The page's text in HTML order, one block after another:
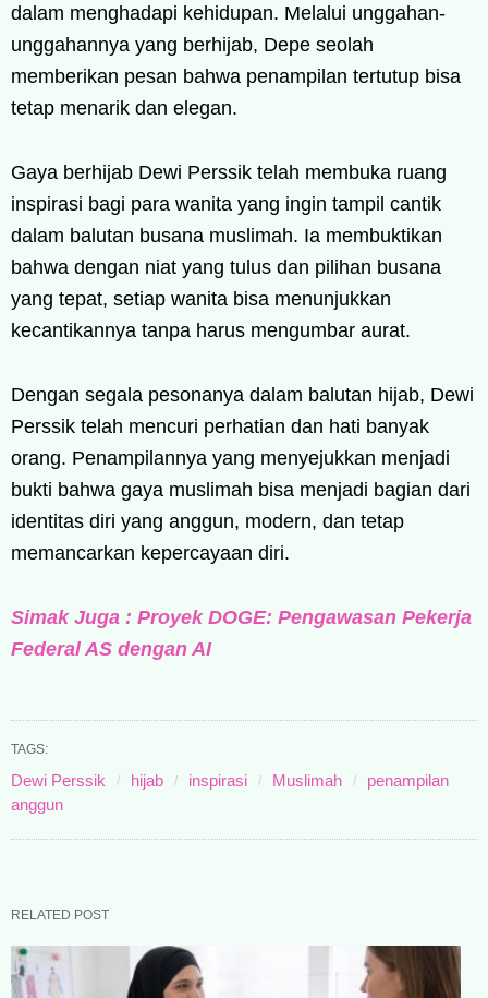
dalam menghadapi kehidupan. Melalui unggahan-
unggahannya yang berhijab, Depe seolah
memberikan pesan bahwa penampilan tertutup bisa
tetap menarik dan elegan.
Gaya berhijab Dewi Perssik telah membuka ruang
inspirasi bagi para wanita yang ingin tampil cantik
dalam balutan busana muslimah. Ia membuktikan
bahwa dengan niat yang tulus dan pilihan busana
yang tepat, setiap wanita bisa menunjukkan
kecantikannya tanpa harus mengumbar aurat.
Dengan segala pesonanya dalam balutan hijab, Dewi
Perssik telah mencuri perhatian dan hati banyak
orang. Penampilannya yang menyejukkan menjadi
bukti bahwa gaya muslimah bisa menjadi bagian dari
identitas diri yang anggun, modern, dan tetap
memancarkan kepercayaan diri.
Simak Juga : Proyek DOGE: Pengawasan Pekerja
Federal AS dengan AI
TAGS:
Dewi Perssik hijab inspirasi Muslimah
penampilan
anggun
RELATED POST